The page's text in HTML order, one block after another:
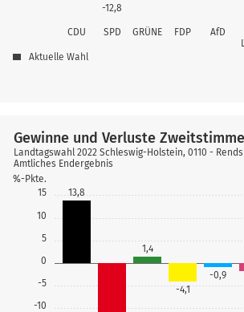
CDU SPD GRÜNE FDP AfD
-12,8
Aktuelle Wahl
-10
-5
0
5
10
15
%-Pkte.
13,8
1,4
-4,1
-0,9
Gewinne und Verluste
Landtagswahl 2022 Schleswig-Holstein, 0110 -
Amtliches Endergebnis